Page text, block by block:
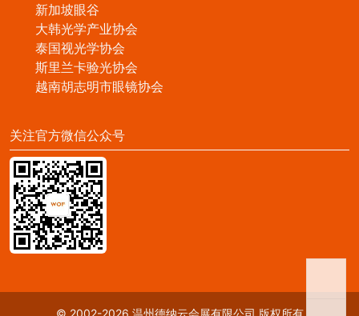
新加坡眼谷
大韩光学产业协会
泰国视光学协会
斯里兰卡验光协会
越南胡志明市眼镜协会
关注官方微信公众号
© 2002-2026 温州德纳云会展有限公司 版权所有